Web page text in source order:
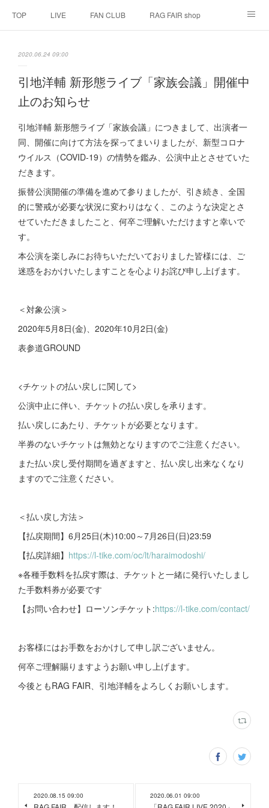
TOP LIVE FAN CLUB RAG FAIR shop
2020.06.24 09:00
引地洋輔 新形態ライブ「家族会議」開催中
止のお知らせ
引地洋輔 新形態ライブ「家族会議」につきまして、出演者一
同、開催に向けて方法を探ってまいりましたが、新型コロナ
ウイルス（COVID-19）の情勢を鑑み、公演中止とさせていた
だきます。
振替公演開催の準備を進めて参りましたが、引き続き、全国
的に警戒が必要な状況に変わりはなく、このような決定とさ
せていただきましたこと、何卒ご理解いただけますと幸いで
す。
本公演を楽しみにお待ちいただいておりました皆様には、ご
迷惑をおかけいたしますことを心よりお詫び申し上げます。
＜対象公演＞
2020年5月8日(金)、2020年10月2日(金)
表参道GROUND
<チケットの払い戻しに関して>
公演中止に伴い、チケットの払い戻しを承ります。
払い戻しにあたり、チケットが必要となります。
半券のないチケットは無効となりますのでご注意ください。
また払い戻し受付期間を過ぎますと、払い戻し出来なくなり
ますのでご注意ください。
＜払い戻し方法＞
【払戻期間】6月25日(木)10:00～7月26日(日)23:59
【払戻詳細】 https://l-tike.com/oc/lt/haraimodoshi/
※各種手数料を払戻す際は、チケットと一緒に発行いたしまし
た手数料券が必要です
【お問い合わせ】ローソンチケット:https://l-tike.com/contact/
お客様にはお手数をおかけして申し訳ございません。
何卒ご理解賜りますようお願い申し上げます。
今後ともRAG FAIR、引地洋輔をよろしくお願いします。
2020.08.15 09:00 2020.06.01 09:00